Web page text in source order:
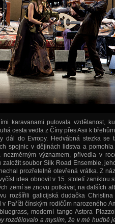
karavanami putovala vzdělanost,
cesta vedla z Číny přes Asii k
dál do Evropy. Hedvábná stezka se
spojnic v dějinách lidstva a
významem, přivedla v
založit soubor Silk Road Ensemble,
prozřetelně otevřená vrátka. Z
idea obnovit v 15. století zaniklou
zemí se znovu potkávat, na dalších
rozšířili galicijská dudačka
Paříži čínským rodičům narozeného
moderní tango Astora
rozdělovalo a myslím, že v mé hudbě